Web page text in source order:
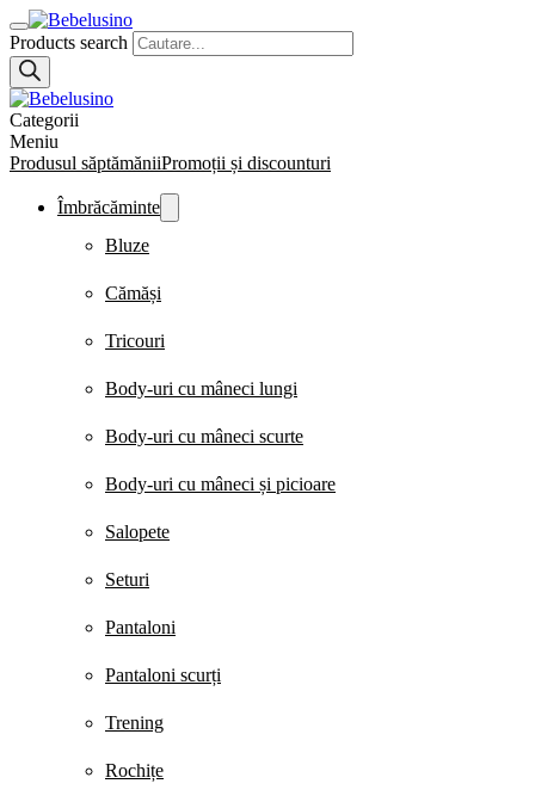
Products search
Categorii
Meniu
Produsul săptămăniiPromoții și discounturi
Îmbrăcăminte
Bluze
Cămăși
Tricouri
Body-uri cu mâneci lungi
Body-uri cu mâneci scurte
Body-uri cu mâneci și picioare
Salopete
Seturi
Pantaloni
Pantaloni scurți
Trening
Rochițe